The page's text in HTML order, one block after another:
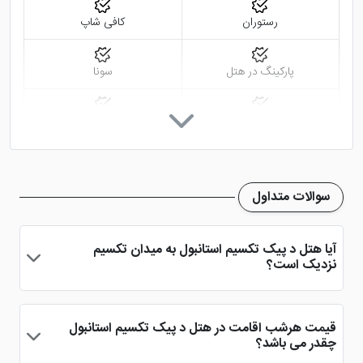
بدون هیچگونه کمبود و مشکلی برای شما عزیزان رقم خواهند
زد.
رستوران کافی شاپ
پارکینگ در هتل سونا
سرویس ایرانی استخر
خدمات خشک شویی (لاندری)
اتاق چمدان سالن بدنسازی
سوالات متداول
آیا هتل د پیک تکسیم استانبول به میدان تکسیم
نزدیک است؟
هتل د پیک تکسیم استانبول را نمی توان ازهتل های استانبول
نزدیک به میدان تکسیم دانست، اما با این حال چندان فاصله
زیادی هم از هتل تا میدان مهم شهر وجود ندارد. شما می توانید با
طی 1.9 کیلومتر مسیر به صورت پیاده و یا با تاکسی از این هتل به
قیمت هرشب اقامت در هتل د پیک تکسیم استانبول
چقدر می باشد؟